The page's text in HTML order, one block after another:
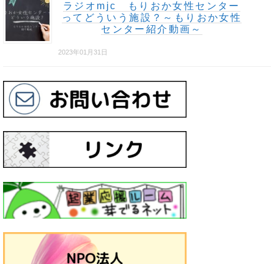
ラジオmjc もりおか女性センター
ってどういう施設？～もりおか女性
センター紹介動画～
2023年01月31日